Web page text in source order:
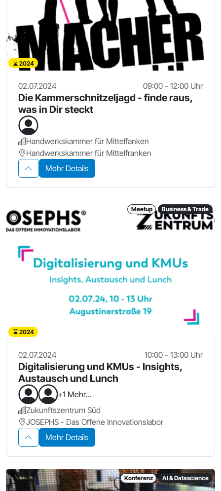
2024
02.07.2024 09:00 - 12:00 Uhr
Die Kammerschnitzeljagd - finde raus,
was in Dir steckt
Handwerkskammer für Mittelfanken
Handwerkskammer für Mittelfranken
Mehr Details
Meetup Business & Trade
2024
02.07.2024 10:00 - 13:00 Uhr
Digitalisierung und KMUs - Insights,
Austausch und Lunch
+1 Mehr...
Zukunftszentrum Süd
JOSEPHS - Das Offene Innovationslabor
Mehr Details
Konferenz AI & Datascience